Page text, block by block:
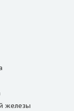
железы